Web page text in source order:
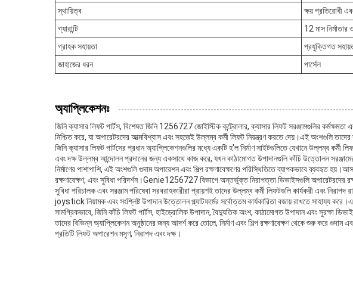
স্থায়িত্ব
ক্ষয় প্রতিরোধী
গ্যারান্টি
12 মাস নির্মাতার
গ্রাহক সহায়তা
প্রযুক্তিগত
জাহাজের ধরন
পার্সেল
অ্যাপ্লিকেশনঃ
জিনি ক্যাসার লিফট পার্টস, বিশেষত জিনি 1256727 জোইস্টিক কন্ট্রোলার, ক্যাসার লিফট সরঞ্জামগুলির কর্মক্ষমতা
নিশ্চিত করে, যা অপারেটরদের আত্মবিশ্বাস এবং সহজেই উল্লম্ব কর্মী লিফট নিয়ন্ত্রণ করতে দেয়।এই অংশগুলি
জিনি ক্যাসার লিফট পার্টসের প্রধান অ্যাপ্লিকেশনগুলির মধ্যে একটি হ'ল নির্মাণ সাইটগুলিতে যেখানে উল্লম্ব
এবং দক্ষ উল্লম্ব আন্দোলন প্রদানের জন্য একসাথে কাজ করে, যখন কাঠামোগত উপাদানগুলি কাঁচি উত্তোলন
নির্মাণের পাশাপাশি, এই অংশগুলি গুদাম অপারেশন এবং শিল্প রক্ষণাবেক্ষণের পরিস্থিতিতে ব্যাপকভাবে ব্যবহৃত
রক্ষণাবেক্ষণ, এবং সুবিধা পরিদর্শন।Genie1256727 বিভাগে অন্তর্ভুক্ত নিরাপত্তা ডিভাইসগুলি অপারেটরদের
সুবিধা পরিচালক এবং সরঞ্জাম পরিষেবা সরবরাহকারীরা প্রায়শই তাদের উল্লম্ব কর্মী লিফটগুলি কার্যকরী এবং
joystick নিয়ামক এবং সংশ্লিষ্ট উপাদান উত্তোলন প্ল্যাটফর্মের সর্বোত্তম কার্যকারিতা বজায় রাখতে সাহায্য
সামগ্রিকভাবে, জিনি কাঁচি লিফট পার্টস, হাইড্রোলিক উপাদান, বৈদ্যুতিক অংশ, কাঠামোগত উপাদান এবং সুরক্ষা
তাদের বিভিন্ন অ্যাপ্লিকেশন অনুষ্ঠানের জন্য আদর্শ করে তোলে, নির্মাণ এবং শিল্প রক্ষণাবেক্ষণ থেকে শুরু করে গুদাম
প্রতিটি লিফট অপারেশন মসৃণ, নিরাপদ এবং দক্ষ।